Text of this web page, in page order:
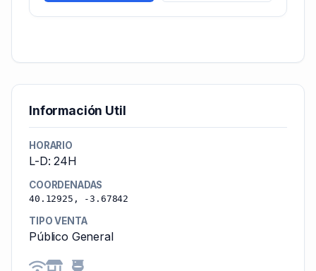
Información Util
HORARIO
L-D: 24H
COORDENADAS
40.12925, -3.67842
TIPO VENTA
Público General